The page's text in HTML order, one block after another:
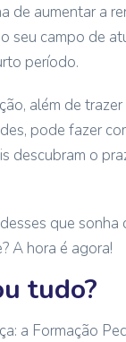
de aumentar a
seu campo de
período.
além de
pode fazer
descubram o
que sonha
A hora é agora!
tudo?
a Formação